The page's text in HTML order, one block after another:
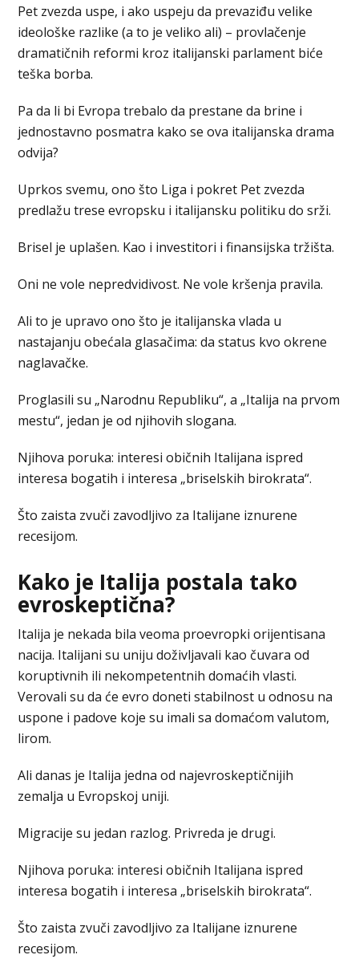
Pet zvezda uspe, i ako uspeju da prevaziđu velike
ideološke razlike (a to je veliko ali) – provlačenje
dramatičnih reformi kroz italijanski parlament biće
teška borba.
Pa da li bi Evropa trebalo da prestane da brine i
jednostavno posmatra kako se ova italijanska drama
odvija?
Uprkos svemu, ono što Liga i pokret Pet zvezda
predlažu trese evropsku i italijansku politiku do srži.
Brisel je uplašen. Kao i investitori i finansijska tržišta.
Oni ne vole nepredvidivost. Ne vole kršenja pravila.
Ali to je upravo ono što je italijanska vlada u
nastajanju obećala glasačima: da status kvo okrene
naglavačke.
Proglasili su „Narodnu Republiku“, a „Italija na prvom
mestu“, jedan je od njihovih slogana.
Njihova poruka: interesi običnih Italijana ispred
interesa bogatih i interesa „briselskih birokrata“.
Što zaista zvuči zavodljivo za Italijane iznurene
recesijom.
Kako je Italija postala tako
evroskeptična?
Italija je nekada bila veoma proevropki orijentisana
nacija. Italijani su uniju doživljavali kao čuvara od
koruptivnih ili nekompetentnih domaćih vlasti.
Verovali su da će evro doneti stabilnost u odnosu na
uspone i padove koje su imali sa domaćom valutom,
lirom.
Ali danas je Italija jedna od najevroskeptičnijih
zemalja u Evropskoj uniji.
Migracije su jedan razlog. Privreda je drugi.
Njihova poruka: interesi običnih Italijana ispred
interesa bogatih i interesa „briselskih birokrata“.
Što zaista zvuči zavodljivo za Italijane iznurene
recesijom.